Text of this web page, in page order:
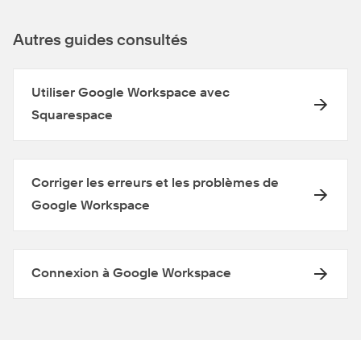
Autres guides consultés
Utiliser Google Workspace avec
Squarespace
Corriger les erreurs et les problèmes de
Google Workspace
Connexion à Google Workspace